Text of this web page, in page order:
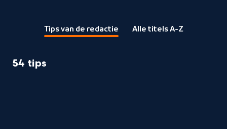
Tips van de redactie Alle titels A-Z
54 tips